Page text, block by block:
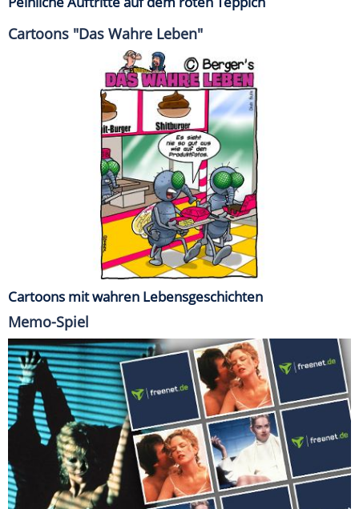
Cartoons "Das Wahre Leben"
Cartoons mit wahren Lebensgeschichten
Memo-Spiel